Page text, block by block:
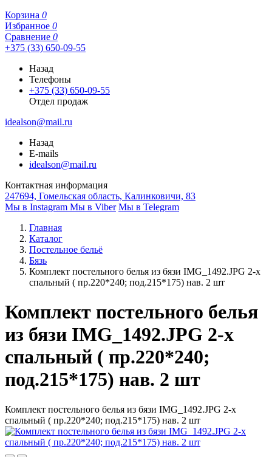
Корзина 0
Избранное 0
Сравнение 0
+375 (33) 650-09-55
Назад
Телефоны
+375 (33) 650-09-55
Отдел продаж
idealson@mail.ru
Назад
E-mails
idealson@mail.ru
Контактная информация
247694, Гомельская область, Калинковичи, 83
Мы в Instagram Мы в Viber Мы в Telegram
Главная
Каталог
Постельное бельё
Бязь
Комплект постельного белья из бязи IMG_1492.JPG 2-х
спальный ( пр.220*240; под.215*175) нав. 2 шт
Комплект постельного белья
из бязи IMG_1492.JPG 2-х
спальный ( пр.220*240;
под.215*175) нав. 2 шт
Комплект постельного белья из бязи IMG_1492.JPG 2-х
спальный ( пр.220*240; под.215*175) нав. 2 шт